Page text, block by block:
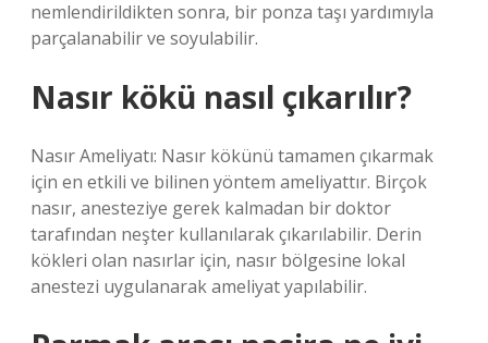
nemlendirildikten sonra, bir ponza taşı yardımıyla
parçalanabilir ve soyulabilir.
Nasır kökü nasıl çıkarılır?
Nasır Ameliyatı: Nasır kökünü tamamen çıkarmak
için en etkili ve bilinen yöntem ameliyattır. Birçok
nasır, anesteziye gerek kalmadan bir doktor
tarafından neşter kullanılarak çıkarılabilir. Derin
kökleri olan nasırlar için, nasır bölgesine lokal
anestezi uygulanarak ameliyat yapılabilir.